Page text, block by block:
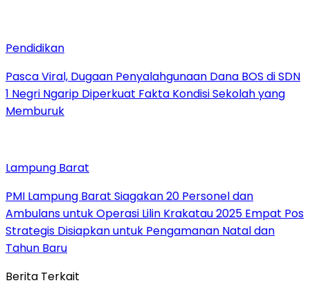
Pendidikan
Pasca Viral, Dugaan Penyalahgunaan Dana BOS di SDN
1 Negri Ngarip Diperkuat Fakta Kondisi Sekolah yang
Memburuk
Lampung Barat
PMI Lampung Barat Siagakan 20 Personel dan
Ambulans untuk Operasi Lilin Krakatau 2025 Empat Pos
Strategis Disiapkan untuk Pengamanan Natal dan
Tahun Baru
Berita Terkait